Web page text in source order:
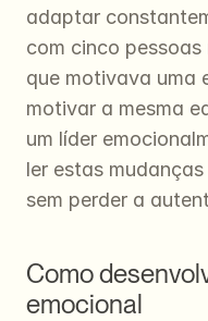
adaptar
com cinco
que motivava uma
motivar a mesma
um líder
ler estas
sem perder a
Como
emocional